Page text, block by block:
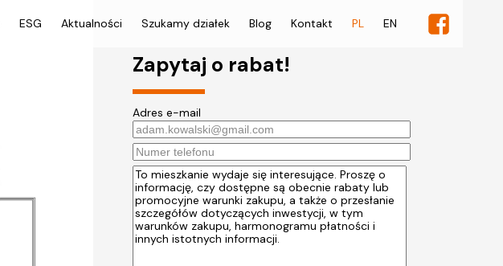
ESG Aktualności Szukamy działek Blog Kontakt PL EN
Zapytaj o rabat!
Adres e-mail